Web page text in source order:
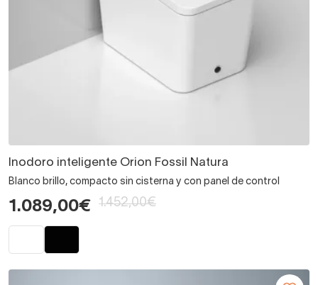
Inodoro inteligente Orion Fossil Natura
Blanco brillo, compacto sin cisterna y con panel de control
1.089,00€ 1.452,00€